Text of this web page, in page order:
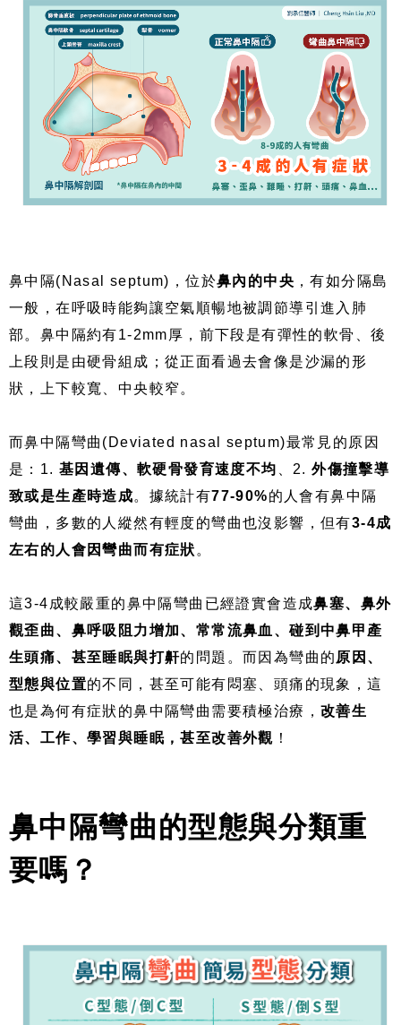
鼻中隔(Nasal septum)，位於鼻內的中央 ，有如分隔島
一般，在呼吸時能夠讓空氣順暢地被調節導引進入肺
部。鼻中隔約有1-2mm厚，前下段是有彈性的軟骨、後
上段則是由硬骨組成；從正面看過去會像是沙漏的形
狀，上下較寬、中央較窄。
而鼻中隔彎曲(Deviated nasal septum)最常見的原因
是：1. 基因遺傳、軟硬骨發育速度不均 、2.外傷撞擊導
致或是生產時造成。據統計有77-90%的人會有鼻中隔
彎曲，多數的人縱然有輕度的彎曲也沒影響，但有3-4成
左右的人會因彎曲而有症狀 。
這3-4成較嚴重的鼻中隔彎曲已經證實會造成鼻塞、鼻外
觀歪曲、鼻呼吸阻力增加、常常流鼻血、碰到中鼻甲產
生頭痛、甚至睡眠與打鼾的問題。而因為彎曲的 原因、
型態與位置的不同，甚至可能有悶塞、頭痛的現象，這
也是為何有症狀的鼻中隔彎曲需要積極治療， 改善生
活、工作、學習與睡眠，甚至改善外觀 ！
鼻中隔彎曲的型態與分類重
要嗎？